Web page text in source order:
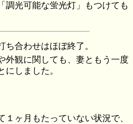
調光可能な蛍光灯」もつけても
ち合わせはほぼ終了。
外観に関しても、妻ともう一度
にしました。
１ヶ月もたっていない状況で、